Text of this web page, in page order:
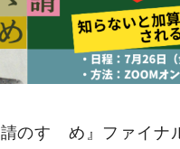
のすゝめ』ファイナ